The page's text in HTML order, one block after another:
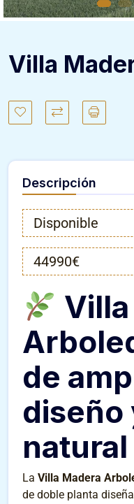
Villa
Descripción
Disponible
44990€
de
natural
La Villa Madera
de doble planta